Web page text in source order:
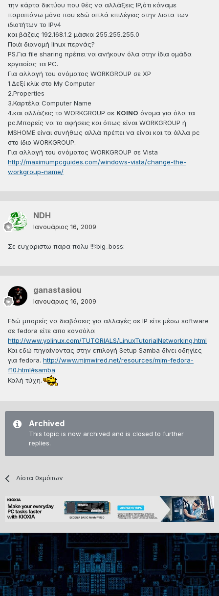
την κάρτα δικτύου που θές να αλλάξεις IP,ότι κάναμε
παραπάνω μόνο που εδώ απλά επιλέγεις στην λιστα των
ιδιοτήτων το IPv4
και βάζεις 192.168.1.2 μάσκα 255.255.255.0
Ποιά διανομή linux περνάς?
PS.Για file sharing πρέπει να ανήκουν όλα στην ίδια ομάδα
εργασίας τα PC.
Για αλλαγή του ονόματος WORKGROUP σε XP
1.Δεξί κλίκ στο Μy Computer
2.Properties
3.Καρτέλα Computer Name
4.και αλλάζεις το WORKGROUP σε ΚΟΙΝΟ όνομα για όλα τα
pc.Μπορείς να το αφήσεις και όπως είναι WORKGROUP ή
MSHOME είναι συνήθως αλλά πρέπει να είναι και τα άλλα pc
στο ίδιο WORKGROUP.
Για αλλαγή του ονόματος WORKGROUP σε Vista
http://maximumpcguides.com/windows-vista/change-the-
workgroup-name/
NDH
Ιανουάριος 16, 2009
Σε ευχαριστω παρα πολυ !!!:big_boss:
ganastasiou
Ιανουάριος 16, 2009
Εδώ μπορείς να διαβάσεις για αλλαγές σε IP είτε μέσω software
σε fedora είτε απο κονσόλα
http://www.yolinux.com/TUTORIALS/LinuxTutorialNetworking.html
Και εδώ πηγαίνοντας στην επιλογή Setup Samba δίνει οδηγίες
για fedora. http://www.mjmwired.net/resources/mjm-fedora-
f10.html#samba
Καλή τύχη.
Archived
This topic is now archived and is closed to further
replies.
Λίστα θεμάτων